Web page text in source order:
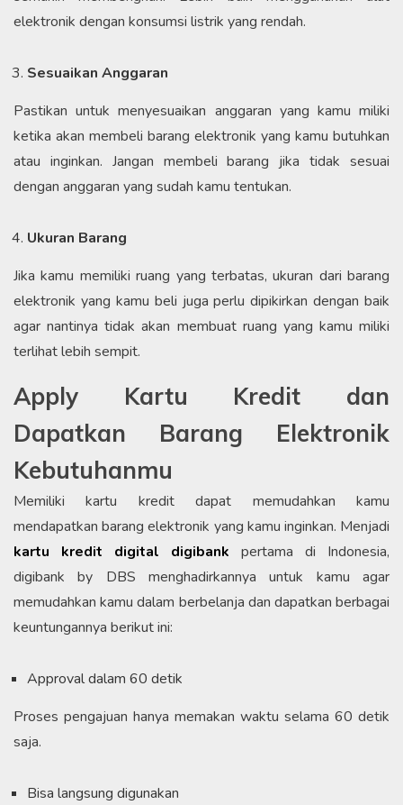
elektronik dengan konsumsi listrik yang rendah.
Sesuaikan Anggaran
Pastikan untuk menyesuaikan anggaran yang kamu miliki
ketika akan membeli barang elektronik yang kamu butuhkan
atau inginkan. Jangan membeli barang jika tidak sesuai
dengan anggaran yang sudah kamu tentukan.
Ukuran Barang
Jika kamu memiliki ruang yang terbatas, ukuran dari barang
elektronik yang kamu beli juga perlu dipikirkan dengan baik
agar nantinya tidak akan membuat ruang yang kamu miliki
terlihat lebih sempit.
Apply Kartu Kredit dan
Dapatkan Barang Elektronik
Kebutuhanmu
Memiliki kartu kredit dapat memudahkan kamu
mendapatkan barang elektronik yang kamu inginkan. Menjadi
kartu kredit digital digibank pertama di Indonesia,
digibank by DBS menghadirkannya untuk kamu agar
memudahkan kamu dalam berbelanja dan dapatkan berbagai
keuntungannya berikut ini:
Approval dalam 60 detik
Proses pengajuan hanya memakan waktu selama 60 detik
saja.
Bisa langsung digunakan